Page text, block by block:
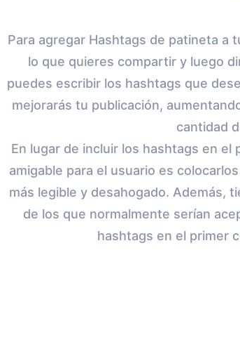
Para agregar Hashtags de patineta a
lo que quieres compartir y luego
puedes escribir los hashtags que
mejorarás tu publicación,
cantidad
En lugar de incluir los hashtags en
amigable para el usuario es
más legible y desahogado. Además,
de los que normalmente serían
hashtags en el primer